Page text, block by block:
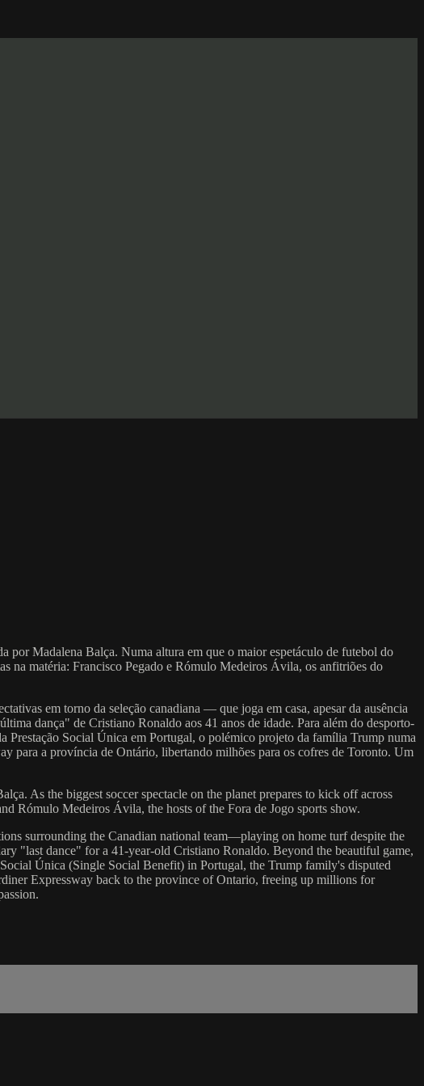
por Madalena Balça. Numa altura em que o maior espetáculo de futebol do
na matéria: Francisco Pegado e Rómulo Medeiros Ávila, os anfitriões do
em torno da seleção canadiana — que joga em casa, apesar da ausência
dança" de Cristiano Ronaldo aos 41 anos de idade. Para além do desporto-
Prestação Social Única em Portugal, o polémico projeto da família Trump numa
para a província de Ontário, libertando milhões para os cofres de Toronto. Um
As the biggest soccer spectacle on the planet prepares to kick off across
Rómulo Medeiros Ávila, the hosts of the Fora de Jogo sports show.
surrounding the Canadian national team—playing on home turf despite the
"last dance" for a 41-year-old Cristiano Ronaldo. Beyond the beautiful game,
Única (Single Social Benefit) in Portugal, the Trump family's disputed
Expressway back to the province of Ontario, freeing up millions for